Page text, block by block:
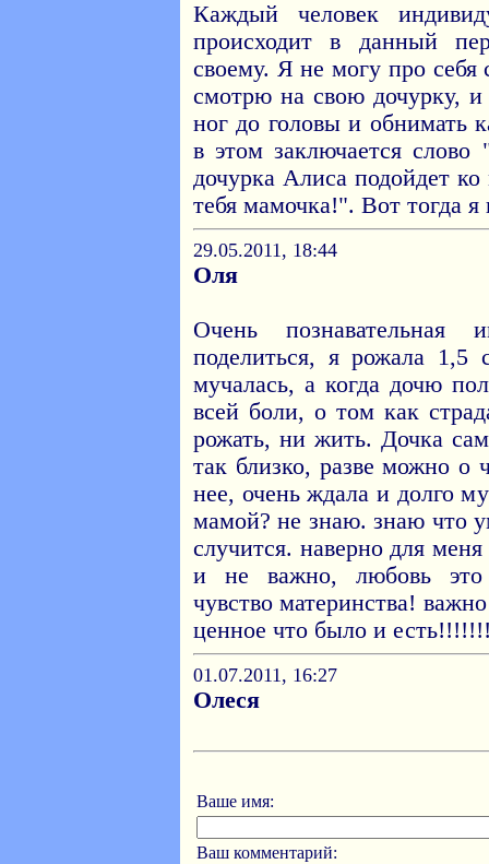
Каждый человек
происходит в данный
своему. Я не могу про себя
смотрю на свою дочурку, и
ног до головы и обнимать
в этом заключается
дочурка Алиса подойдет
тебя мамочка!". Вот тогда
29.05.2011, 18:44
Оля
Очень
поделиться, я рожала 1,5
мучалась, а когда дочю
всей боли, о том как
рожать, ни жить. Дочка
так близко, разве можно о
нее, очень ждала и долго
мамой? не знаю. знаю что
случится. наверно для меня
и не важно, любовь это
чувство материнства!
ценное что было и
01.07.2011, 16:27
Олеся
Ваше имя:
Ваш комментарий: